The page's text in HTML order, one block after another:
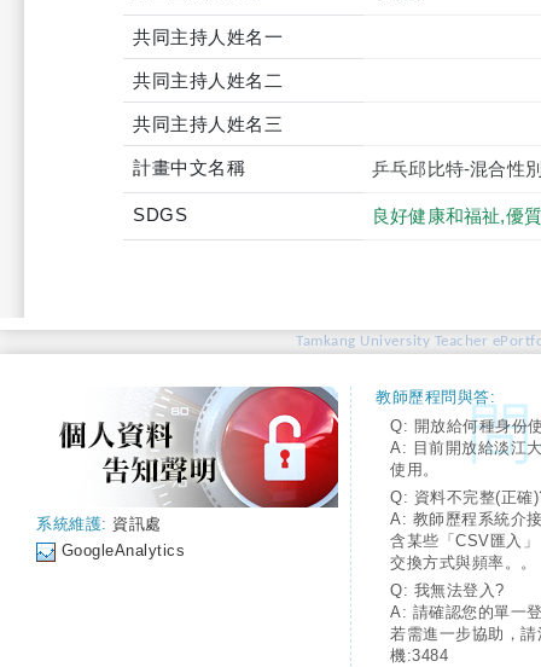
共同主持人姓名一
共同主持人姓名二
共同主持人姓名三
計畫中文名稱 乒乓邱比特-混合性
SDGS 良好健康和福祉,優
Tamkang University Teacher
系統維護: 資訊處
GoogleAnalytics
教師歷程問與答:
Q: 開放給何種身份
A: 目前開放給淡江
使用。
Q: 資料不完整(正確
A: 教師歷程系統介
含某些「CSV匯入
交換方式與頻率。。
Q: 我無法登入?
A: 請確認您的單一
若需進一步協助，
機:3484